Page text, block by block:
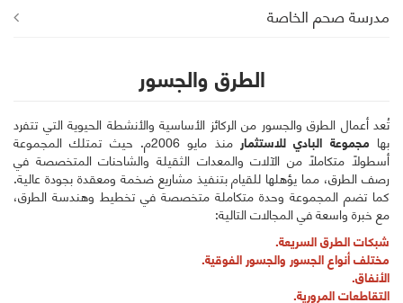
مدرسة صحم الخاصة
الطرق والجسور
تُعد أعمال الطرق والجسور من الركائز الأساسية والأنشطة الحيوية التي تتفرد
بها مجموعة البادي للاستثمار
منذ مايو 2006م. حيث تمتلك المجموعة
أسطولًا متكاملًا من الآلات والمعدات الثقيلة والشاحنات المتخصصة في
رصف الطرق، مما يؤهلها للقيام بتنفيذ مشاريع ضخمة ومعقدة بجودة عالية.
كما تضم المجموعة وحدة متكاملة متخصصة في تخطيط وهندسة الطرق،
مع خبرة واسعة في المجالات التالية:
شبكات الطرق السريعة.
مختلف أنواع الجسور والجسور الفوقية.
الأنفاق.
التقاطعات المرورية.